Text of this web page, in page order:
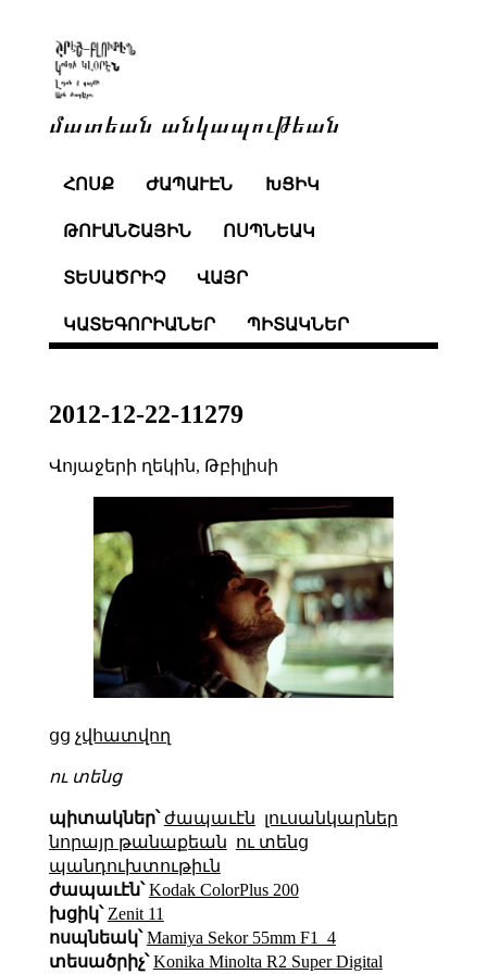
մատեան անկապութեան
ՀՈՍՔ ԺԱՊԱՒԷՆ ԽՑԻԿ
ԹՈՒԱՆՇԱՅԻՆ ՈՍՊՆԵԱԿ
ՏԵՍԱԾՐԻՉ ՎԱՅՐ
ԿԱՏԵԳՈՐԻԱՆԵՐ ՊԻՏԱԿՆԵՐ
2012-12-22-11279
Վոյաջերի ղեկին, Թբիլիսի
ցց չվհատվող
ու տենց
պիտակներ՝ ժապաւէն լուսանկարներ
նորայր թանաքեան ու տենց
պանդուխտութիւն
ժապաւէն՝ Kodak ColorPlus 200
խցիկ՝ Zenit 11
ոսպնեակ՝ Mamiya Sekor 55mm F1_4
տեսածրիչ՝ Konika Minolta R2 Super Digital